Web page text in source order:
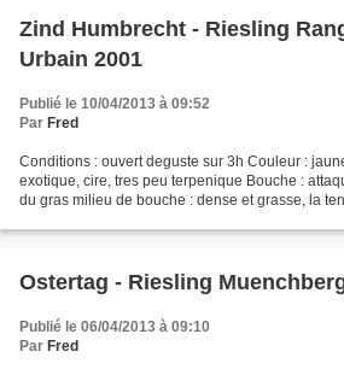
Zind Humbrecht - Riesling
Urbain 2001
Publié le 10/04/2013 à 09:52
Par Fred
Conditions : ouvert deguste sur 3h Couleur :
exotique, cire, tres peu terpenique Bouche :
du gras milieu de bouche : dense et grasse, la
Ostertag - Riesling
Publié le 06/04/2013 à 09:10
Par Fred